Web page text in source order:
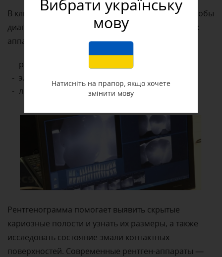
В клинике Complex Dent применяют разные способы
диагностики по доступной цене. Среди основных
аппаратных методов:
рентгенография;
электроодонтометрия;
люминесцентный метод.
Рентгенограмма помогает выявить скрытые
кариозные полости и узнать их размеры, а также
исследовать состояние эмали контактных
поверхностей. Современные рентген-аппараты —
Вибрати українську
мову
Натисніть на прапор, якщо хочете
змінити мову